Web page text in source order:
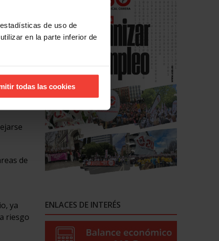
de uso de
en la parte inferior de
todas las cookies
de
ya
riesgo
ENLACES DE INTERÉS